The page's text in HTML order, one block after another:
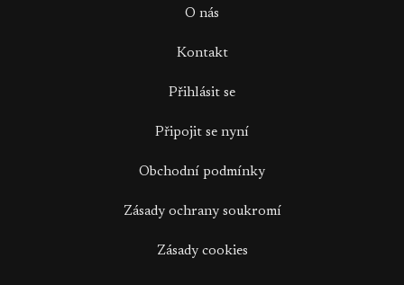
O nás
Kontakt
Přihlásit se
Připojit se nyní
Obchodní podmínky
Zásady ochrany soukromí
Zásady cookies